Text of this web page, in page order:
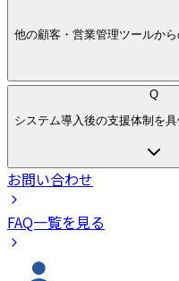
他の顧客・営業管理ツールか
Q
システム導入後の支援体制を具
お問い合わせ
FAQ一覧を見る